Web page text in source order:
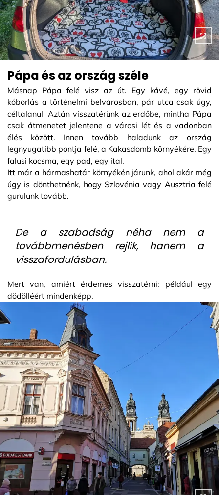
Pápa és az ország széle
Másnap Pápa felé visz az út. Egy kávé, egy rövid
kóborlás a történelmi belvárosban, pár utca csak úgy,
céltalanul. Aztán visszatérünk az erdőbe, mintha Pápa
csak átmenetet jelentene a városi lét és a vadonban
élés között. Innen tovább haladunk az ország
legnyugatibb pontja felé, a Kakasdomb környékére. Egy
falusi kocsma, egy pad, egy ital.
Itt már a hármashatár környékén járunk, ahol akár még
úgy is dönthetnénk, hogy Szlovénia vagy Ausztria felé
gurulunk tovább.
De a szabadság néha nem a
továbbmenésben rejlik, hanem a
visszafordulásban.
Mert van, amiért érdemes visszatérni: például egy
dödölléért mindenképp.